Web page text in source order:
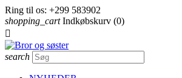
Ring til os: +299 583902
shopping_cart Indkøbskurv (0)

search